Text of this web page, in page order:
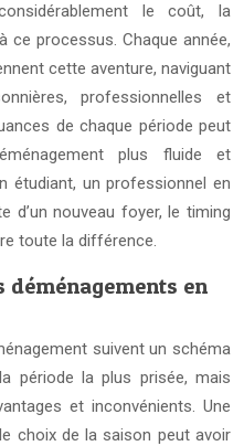
le coût, la
processus. Chaque année,
cette aventure, naviguant
professionnelles et
de chaque période peut
plus fluide et
étudiant, un professionnel en
d’un nouveau foyer, le timing
toute la différence.
déménagements en
suivent un schéma
période la plus prisée, mais
et inconvénients. Une
choix de la saison peut avoir